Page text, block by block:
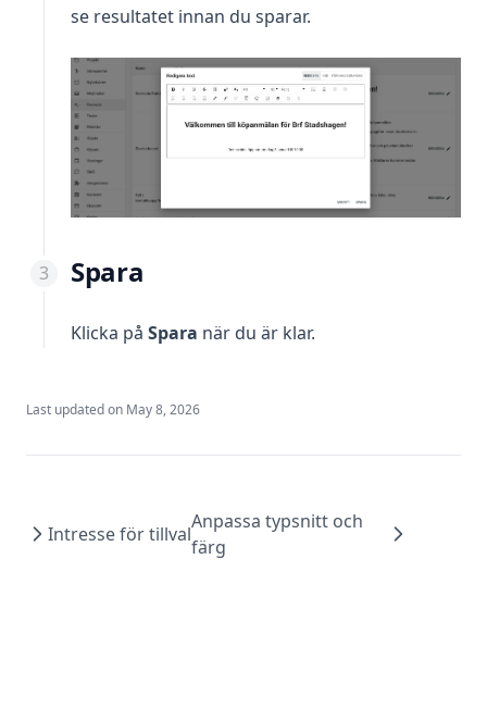
se resultatet innan du sparar.
Spara
Klicka på Spara när du är klar.
Last updated on May 8, 2026
Intresse för tillval
Anpassa typsnitt och
färg